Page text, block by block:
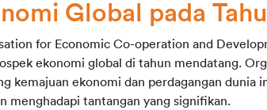
Global pada
ekonomi global di tahun mendatang.
kemajuan ekonomi dan perdagangan dunia
menghadapi tantangan yang signifikan.